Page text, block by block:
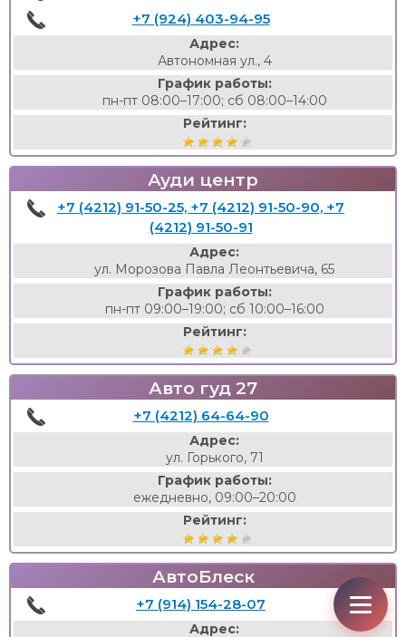
+7 (924) 403-94-95
Адрес:
Автономная ул., 4
График работы:
пн-пт 08:00–17:00; сб 08:00–14:00
Рейтинг:
Ауди центр
+7 (4212) 91-50-25, +7 (4212) 91-50-90, +7
(4212) 91-50-91
Адрес:
ул. Морозова Павла Леонтьевича, 65
График работы:
пн-пт 09:00–19:00; сб 10:00–16:00
Рейтинг:
Авто гуд 27
+7 (4212) 64-64-90
Адрес:
ул. Горького, 71
График работы:
ежедневно, 09:00–20:00
Рейтинг:
АвтоБлеск
+7 (914) 154-28-07
Адрес: